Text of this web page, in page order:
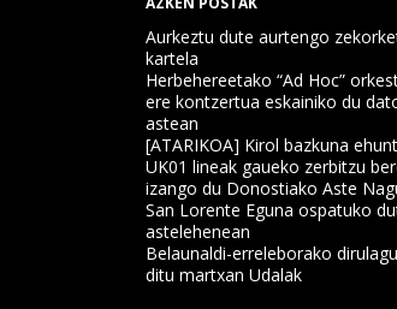
Aurkeztu dute aurtengo
kartela
Herbehereetako “Ad Hoc”
ere kontzertua eskainiko du
astean
[ATARIKOA] Kirol bazkuna
UK01 lineak gaueko zerbitzu
izango du Donostiako Aste
San Lorente Eguna ospatuko
astelehenean
Belaunaldi-erreleborako
ditu martxan Udalak